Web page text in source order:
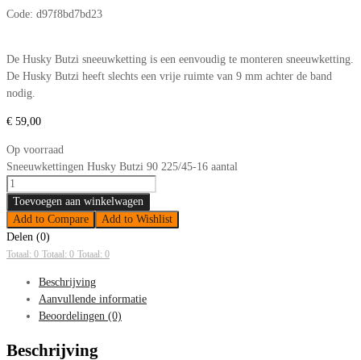
Code: d97f8bd7bd23
De Husky Butzi sneeuwketting is een eenvoudig te monteren sneeuwketting.
De Husky Butzi heeft slechts een vrije ruimte van 9 mm achter de band
nodig.
€ 59,00
Op voorraad
Sneeuwkettingen Husky Butzi 90 225/45-16 aantal
Toevoegen aan winkelwagen
Add to Compare
Add to Wishlist
Delen (0)
Totaal: 0 Totaal: 0 Totaal: 0
Beschrijving
Aanvullende informatie
Beoordelingen (0)
Beschrijving